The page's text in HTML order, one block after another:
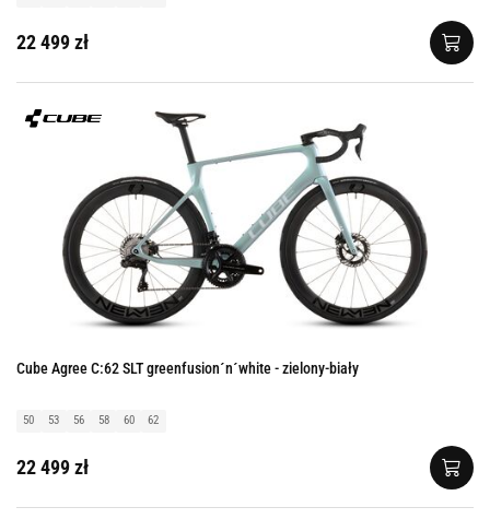
22 499 zł
Cube Agree C:62 SLT greenfusion´n´white - zielony-biały
50 53 56 58 60 62
22 499 zł